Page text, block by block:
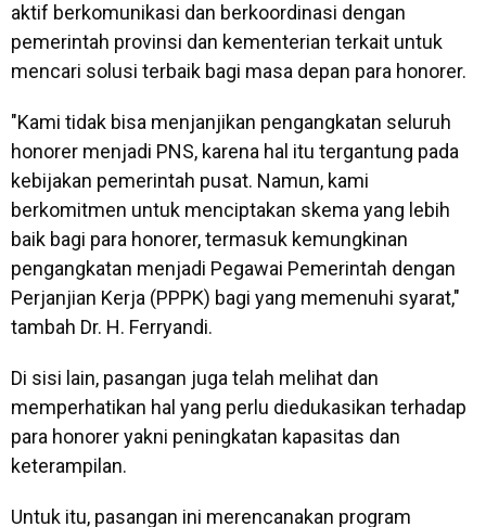
aktif berkomunikasi dan berkoordinasi dengan
pemerintah provinsi dan kementerian terkait untuk
mencari solusi terbaik bagi masa depan para honorer.
"Kami tidak bisa menjanjikan pengangkatan seluruh
honorer menjadi PNS, karena hal itu tergantung pada
kebijakan pemerintah pusat. Namun, kami
berkomitmen untuk menciptakan skema yang lebih
baik bagi para honorer, termasuk kemungkinan
pengangkatan menjadi Pegawai Pemerintah dengan
Perjanjian Kerja (PPPK) bagi yang memenuhi syarat,"
tambah Dr. H. Ferryandi.
Di sisi lain, pasangan juga telah melihat dan
memperhatikan hal yang perlu diedukasikan terhadap
para honorer yakni peningkatan kapasitas dan
keterampilan.
Untuk itu, pasangan ini merencanakan program